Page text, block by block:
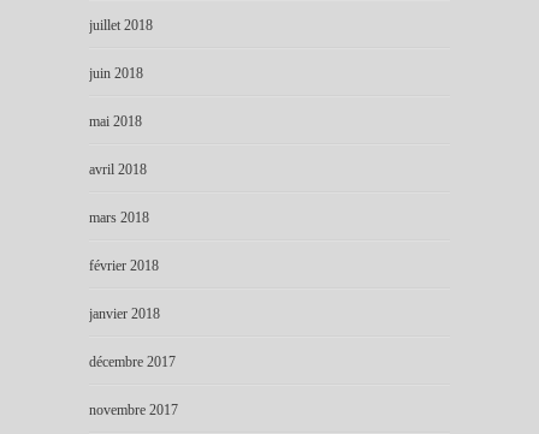
juillet 2018
juin 2018
mai 2018
avril 2018
mars 2018
février 2018
janvier 2018
décembre 2017
novembre 2017